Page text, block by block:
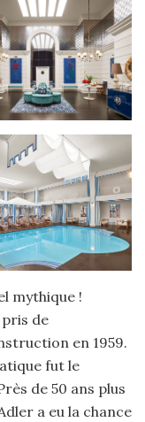
mythique !
pris de
en 1959.
fut le
de 50 ans plus
a eu la chance